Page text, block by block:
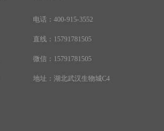
电话：400-915-3552
直线：15791781505
微信：15791781505
地址：湖北武汉生物城C4